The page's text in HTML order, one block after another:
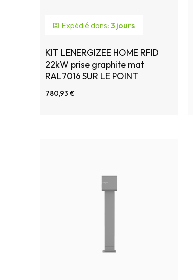
Expédié dans: 3 jours
KIT LENERGIZEE HOME RFID
22kW prise graphite mat
RAL7016 SUR LE POINT
780,93 €